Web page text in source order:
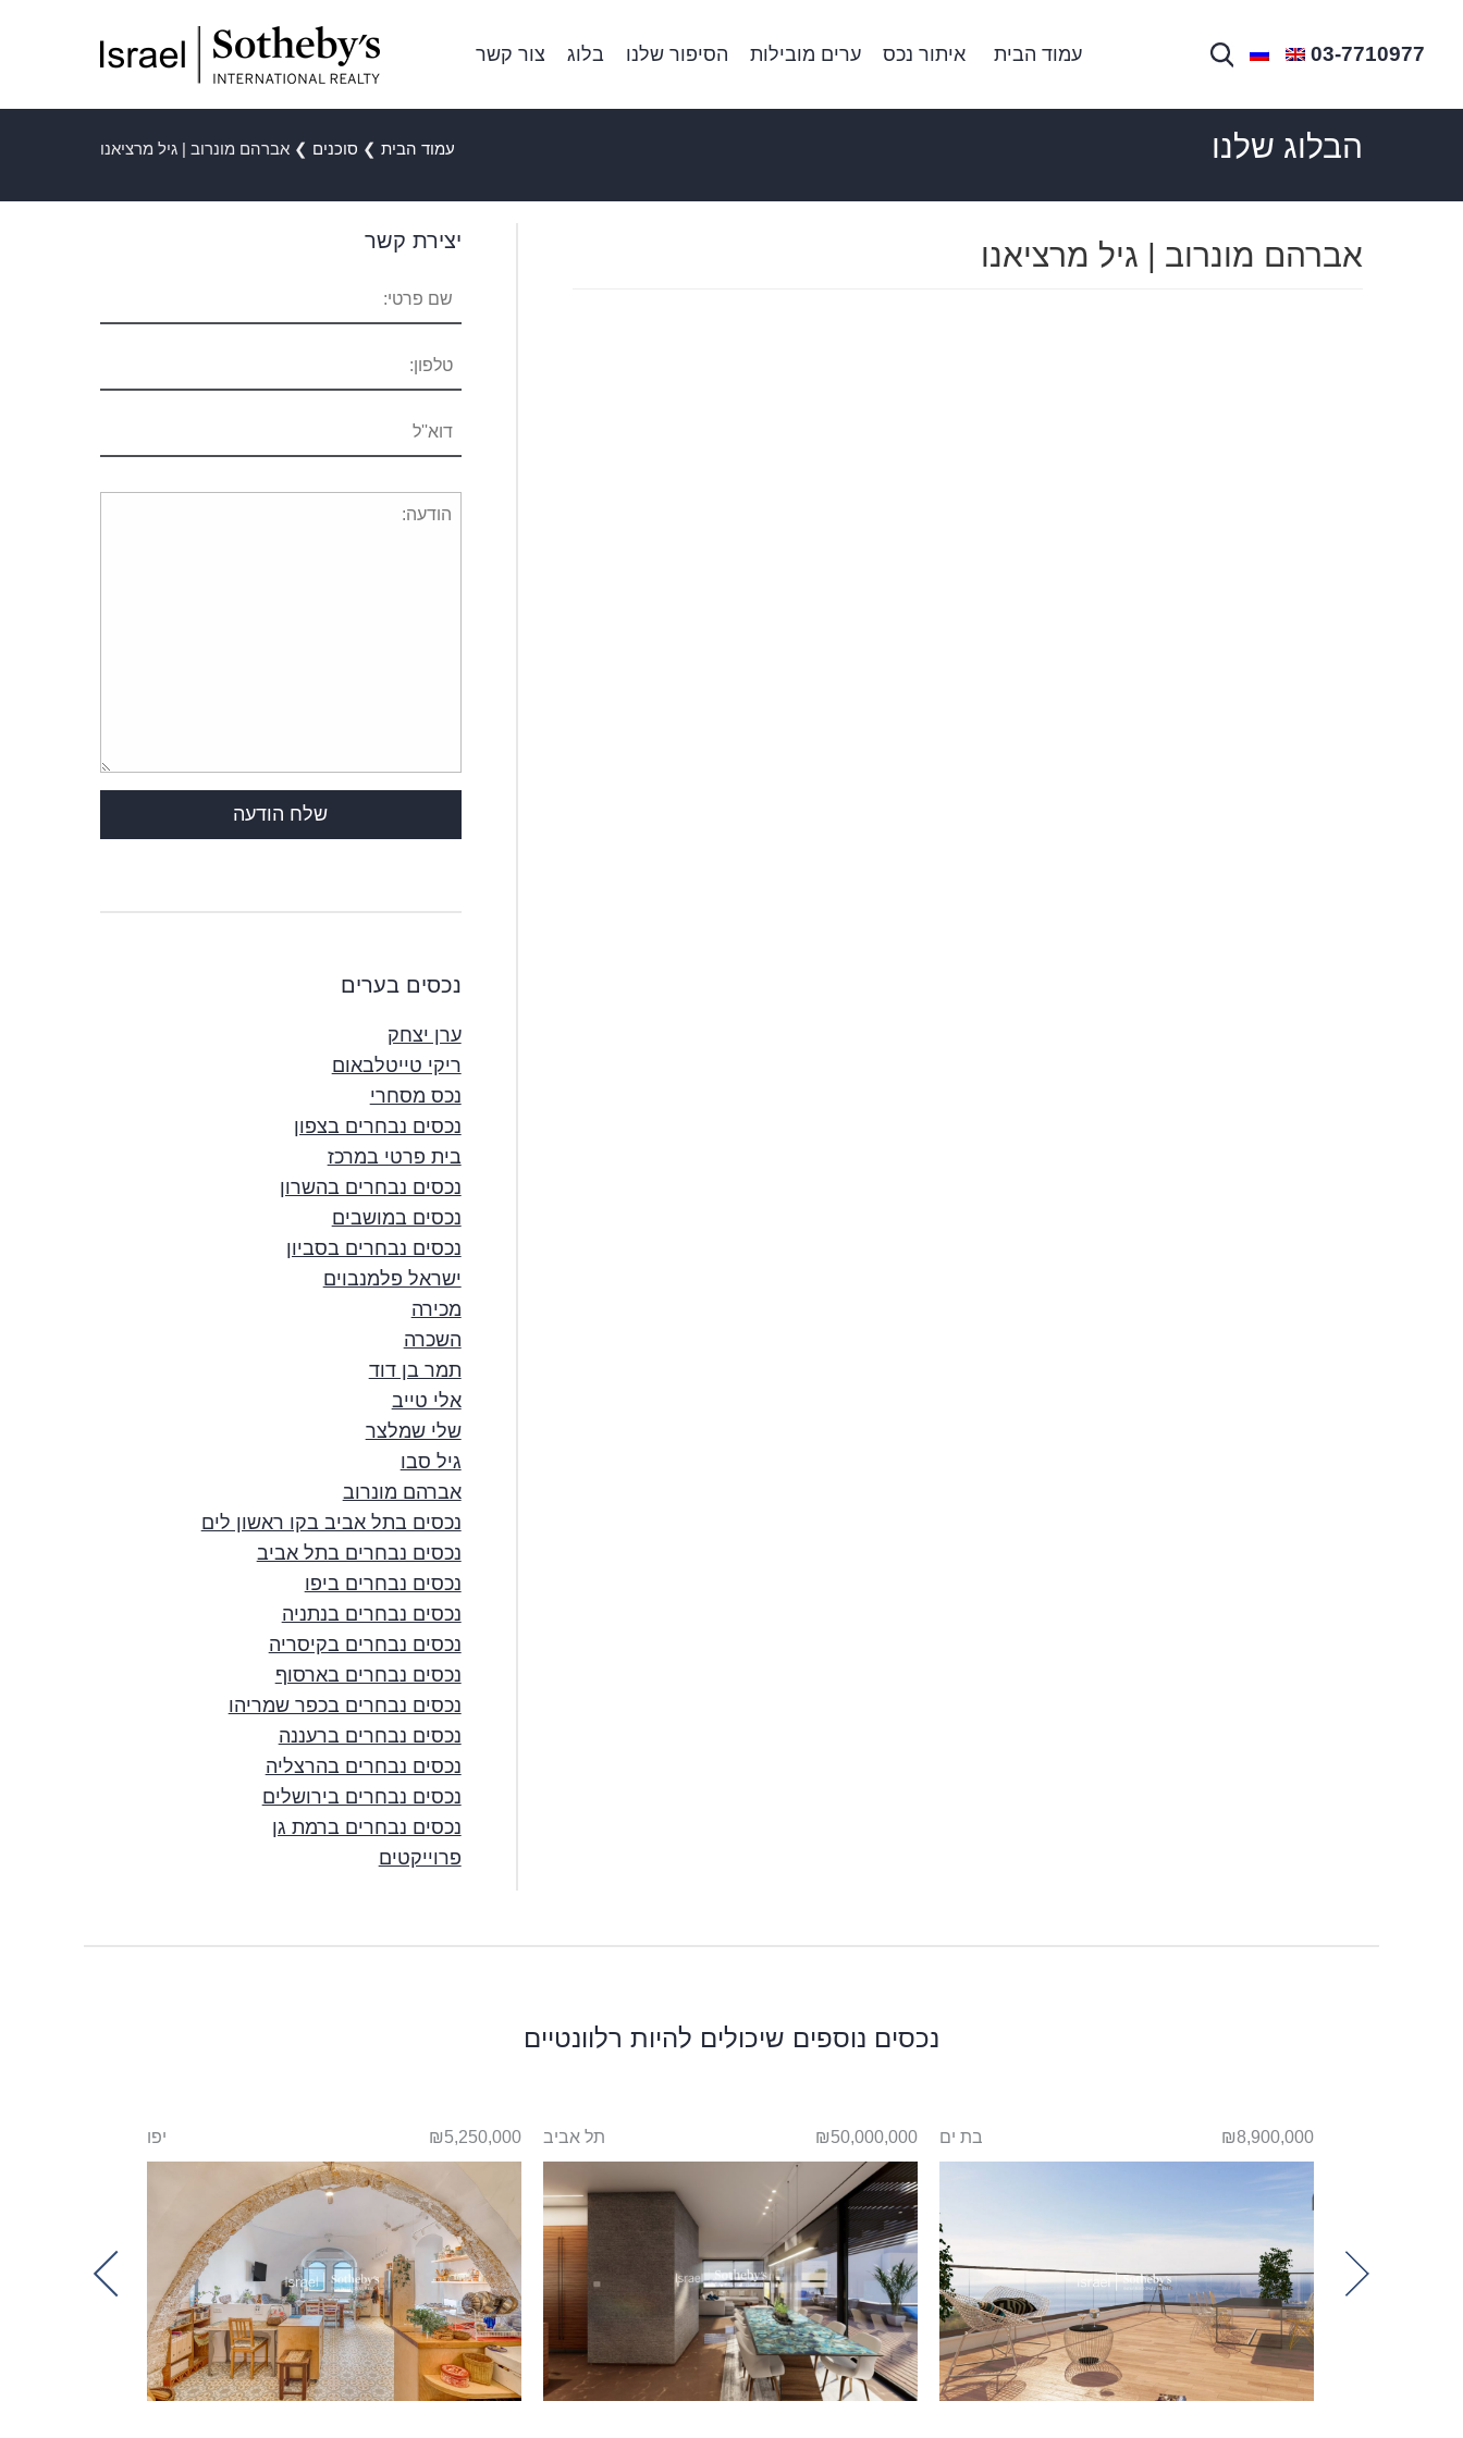
עמוד הבית איתור נכס ערים מובילות הסיפור שלנו בלוג צור קשר 03-7710977
הבלוג שלנו עמוד הבית ❯ סוכנים ❯ אברהם מונרוב | גיל מרציאנו
אברהם מונרוב | גיל מרציאנו יצירת קשר
נכסים בערים
ערן יצחק
ריקי טייטלבאום
נכס מסחרי
נכסים נבחרים בצפון
בית פרטי במרכז
נכסים נבחרים בהשרון
נכסים במושבים
נכסים נבחרים בסביון
ישראל פלמנבוים
מכירה
השכרה
תמר בן דוד
אלי טייב
שלי שמלצר
גיל סבו
אברהם מונרוב
נכסים בתל אביב בקו ראשון לים
נכסים נבחרים בתל אביב
נכסים נבחרים ביפו
נכסים נבחרים בנתניה
נכסים נבחרים בקיסריה
נכסים נבחרים בארסוף
נכסים נבחרים בכפר שמריהו
נכסים נבחרים ברעננה
נכסים נבחרים בהרצליה
נכסים נבחרים בירושלים
נכסים נבחרים ברמת גן
פרוייקטים
נכסים נוספים שיכולים להיות רלוונטיים
₪8,900,000 בת ים ₪50,000,000 תל אביב ₪5,250,000 יפו